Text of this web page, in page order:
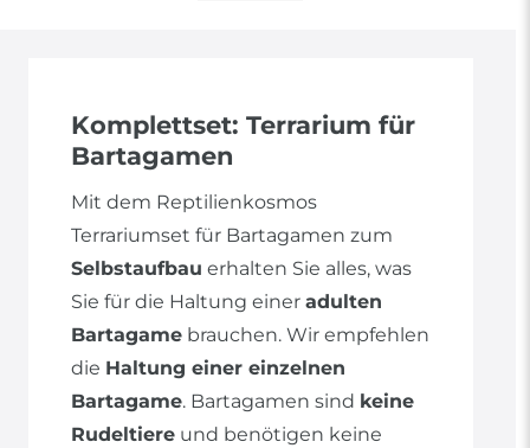
Komplettset: Terrarium für
Bartagamen
Mit dem Reptilienkosmos
Terrariumset für Bartagamen zum
Selbstaufbau erhalten Sie alles, was
Sie für die Haltung einer adulten
Bartagame brauchen. Wir empfehlen
die Haltung einer einzelnen
Bartagame. Bartagamen sind keine
Rudeltiere und benötigen keine